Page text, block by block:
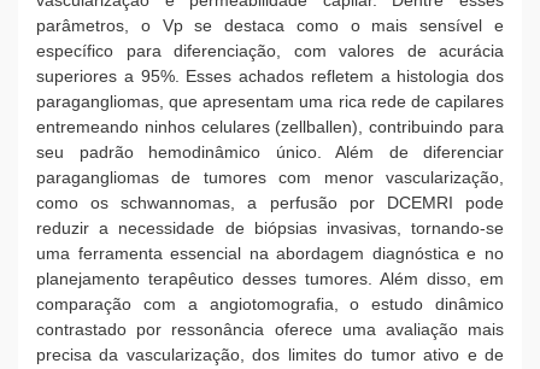
parâmetros, o Vp se destaca como o mais sensível e
específico para diferenciação, com valores de acurácia
superiores a 95%. Esses achados refletem a histologia dos
paragangliomas, que apresentam uma rica rede de capilares
entremeando ninhos celulares (zellballen), contribuindo para
seu padrão hemodinâmico único. Além de diferenciar
paragangliomas de tumores com menor vascularização,
como os schwannomas, a perfusão por DCEMRI pode
reduzir a necessidade de biópsias invasivas, tornando-se
uma ferramenta essencial na abordagem diagnóstica e no
planejamento terapêutico desses tumores. Além disso, em
comparação com a angiotomografia, o estudo dinâmico
contrastado por ressonância oferece uma avaliação mais
precisa da vascularização, dos limites do tumor ativo e de